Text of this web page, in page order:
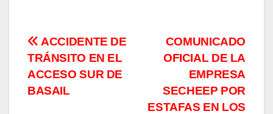
Navegación
de
entradas
COMUNICADO
OFICIAL DE LA
EMPRESA
SECHEEP POR
ESTAFAS EN LOS
ACCIDENTE DE
TRÁNSITO EN EL
ACCESO SUR DE
BASAIL